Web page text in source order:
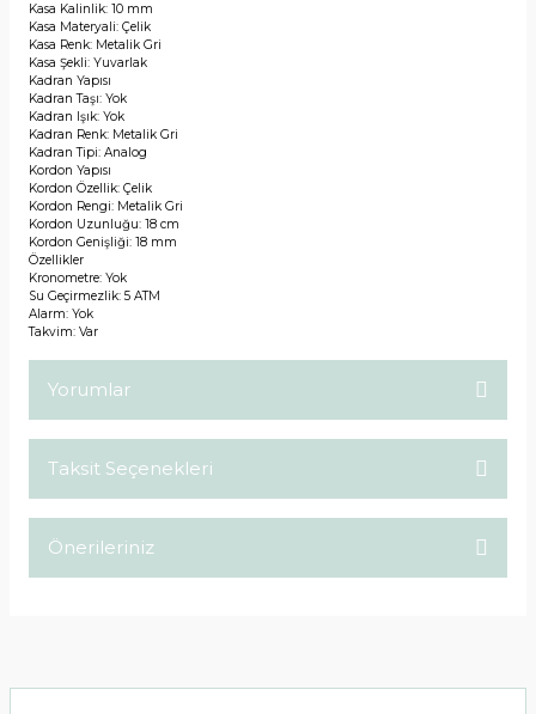
Kasa Kalinlik: 10 mm
Kasa Materyali: Çelik
Kasa Renk: Metalik Gri
Kasa Şekli: Yuvarlak
Kadran Yapısı
Kadran Taşı: Yok
Kadran Işık: Yok
Kadran Renk: Metalik Gri
Kadran Tipi: Analog
Kordon Yapısı
Kordon Özellik: Çelik
Kordon Rengi: Metalik Gri
Kordon Uzunluğu: 18 cm
Kordon Genişliği: 18 mm
Özellikler
Kronometre: Yok
Su Geçirmezlik: 5 ATM
Alarm: Yok
Takvim: Var
Yorumlar
Taksit Seçenekleri
Önerileriniz